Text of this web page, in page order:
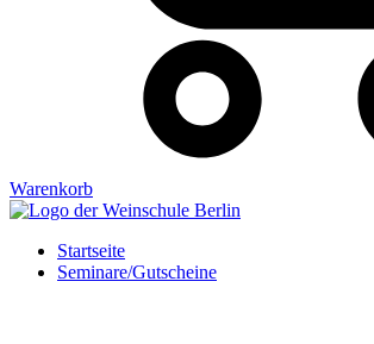
Warenkorb
Startseite
Seminare/Gutscheine